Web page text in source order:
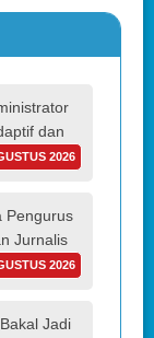
dan
2026
Pengurus
Jurnalis
2026
Jadi